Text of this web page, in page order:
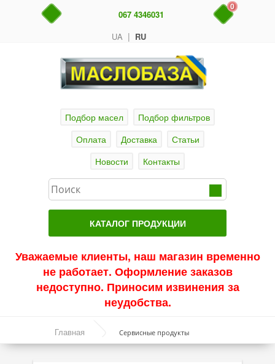
UA | RU
067 4346031
0
Подбор масел
Подбор фильтров
Оплата
Доставка
Статьи
Новости
Контакты
КАТАЛОГ ПРОДУКЦИИ
Актуальные продукты
Акции
Синтетические масла
Уважаемые клиенты, наш магазин временно
не работает. Оформление заказов
недоступно. Приносим извинения за
неудобства.
Главная Сервисные продукты